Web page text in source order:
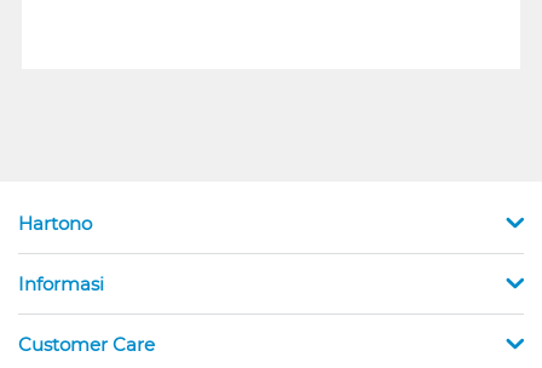
Hartono
Informasi
Customer Care